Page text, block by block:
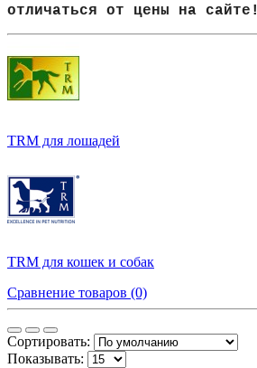
отличаться от цены на сайте!
TRM для лошадей
TRM для кошек и собак
Сравнение товаров (0)
Сортировать:
Показывать: